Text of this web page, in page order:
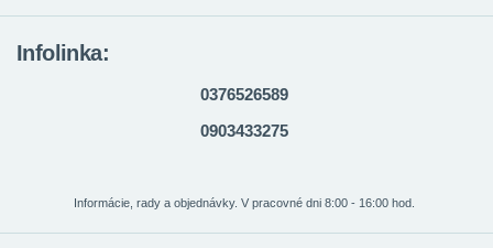
Infolinka:
0376526589
0903433275
Informácie, rady a objednávky. V pracovné dni 8:00 - 16:00 hod.